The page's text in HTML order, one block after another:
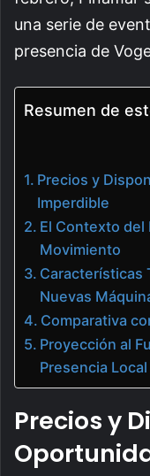
una serie de
presencia de
Resumen de
Precios y
Imperdible
El Contexto del
Movimiento
Características
Nuevas
Comparativa
Proyección al
Presencia Local
Precios y